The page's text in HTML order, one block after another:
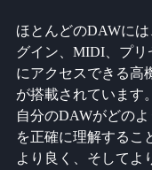
ほとんどのDAWに
グイン、MIDI、プ
にアクセスできる高
が搭載されています。
自分のDAWがどの
を正確に理解するこ
より良く、そしてよ